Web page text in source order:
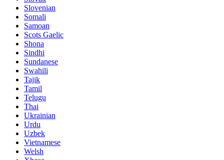
Slovenian
Somali
Samoan
Scots Gaelic
Shona
Sindhi
Sundanese
Swahili
Tajik
Tamil
Telugu
Thai
Ukrainian
Urdu
Uzbek
Vietnamese
Welsh